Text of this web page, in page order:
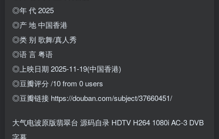
◎年 代 2025
◎产 地 中国香港
◎类 别 歌舞/真人秀
◎语 言 粤语
◎上映日期 2025-11-19(中国香港)
◎豆瓣评分 /10 from 0 users
◎豆瓣链接 https://douban.com/subject/37660451/
大气电波原版翡翠台 源码自录 HDTV H264 1080i AC-3 DVB
字幕